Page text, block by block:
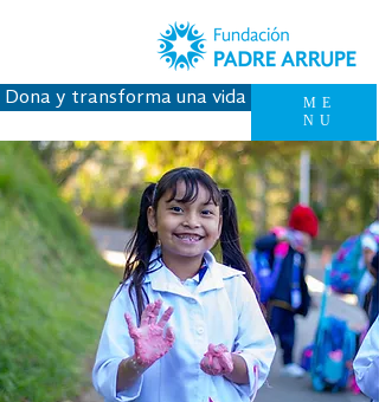
ME
NU
Dona y transforma una vida